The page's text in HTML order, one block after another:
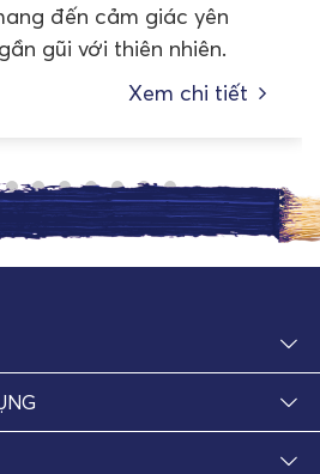
đến cảm giác yên
gũi với thiên nhiên.
Xem chi tiết